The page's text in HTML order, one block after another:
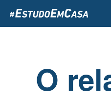
para
o
O